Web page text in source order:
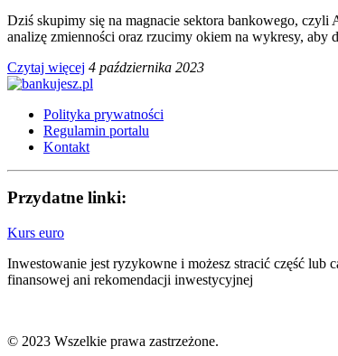
Dziś skupimy się na magnacie sektora bankowego, czyli
analizę zmienności oraz rzucimy okiem na wykresy,
Czytaj więcej 4 października 2023
Polityka prywatności
Regulamin portalu
Kontakt
Przydatne linki:
Kurs euro
Inwestowanie jest ryzykowne i możesz stracić część lub
finansowej ani rekomendacji inwestycyjnej
© 2023 Wszelkie prawa zastrzeżone.